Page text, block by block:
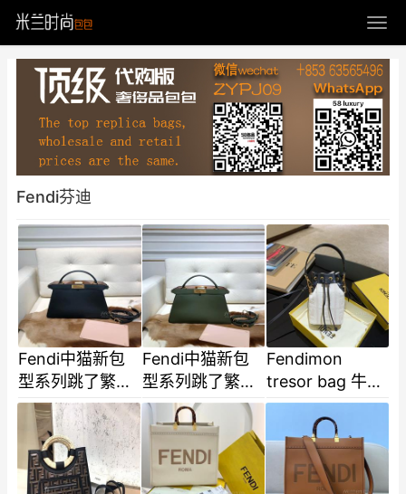
Fendi芬迪
Fendi中猫新包
型系列跳了繁杂
的束缚 线条交汇
的工整 可替换配
套内袋 头层-2
Fendi中猫新包
型系列跳了繁杂
的束缚 线条交汇
的工整 可替换配
套内袋 头层
Fendimon
tresor bag 牛仔
布双F水桶包
83327B79
12x18x10cm